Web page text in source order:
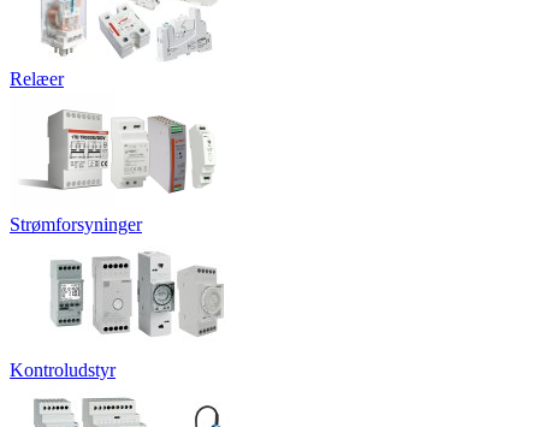
Relæer
Strømforsyninger
Kontroludstyr